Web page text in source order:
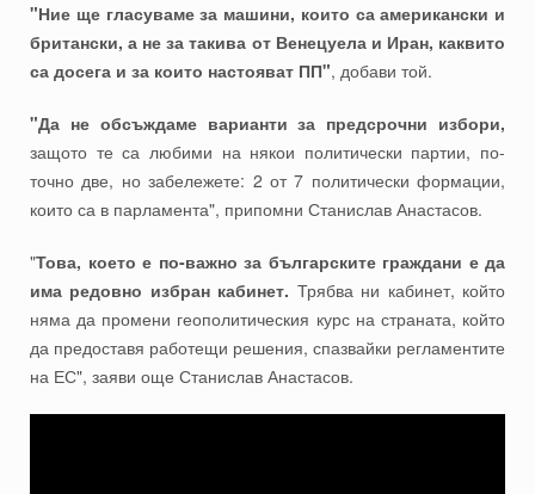
"Ние ще гласуваме за машини, които са американски и
британски, а не за такива от Венецуела и Иран, каквито
са досега и за които настояват ПП", добави той.
"Да не обсъждаме варианти за предсрочни избори,
защото те са любими на някои политически партии, по-
точно две, но забележете: 2 от 7 политически формации,
които са в парламента", припомни Станислав Анастасов.
"Това, което е по-важно за българските граждани е да
има редовно избран кабинет. Трябва ни кабинет, който
няма да промени геополитическия курс на страната, който
да предоставя работещи решения, спазвайки регламентите
на ЕС", заяви още Станислав Анастасов.